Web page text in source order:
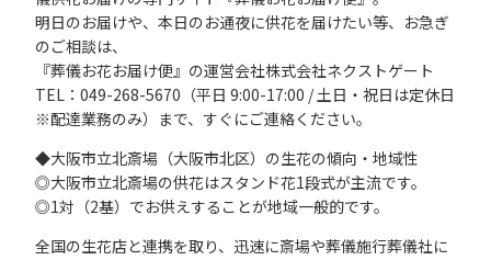
明日のお届けや、本日のお通夜に供花を届けたい等、お急ぎ
のご相談は、
『葬儀お花お届け便』の運営会社株式会社ネクストゲート
TEL：049-268-5670（平日 9:00-17:00 / 土日・祝日は定休日
※配達業務のみ）まで、すぐにご連絡ください。
◆大阪市立北斎場（大阪市北区）の生花の傾向・地域性
◎大阪市立北斎場の供花はスタンド花1段式が主流です。
◎1対（2基）でお供えすることが地域一般的です。
全国の生花店と連携を取り、迅速に斎場や葬儀施行葬儀社に